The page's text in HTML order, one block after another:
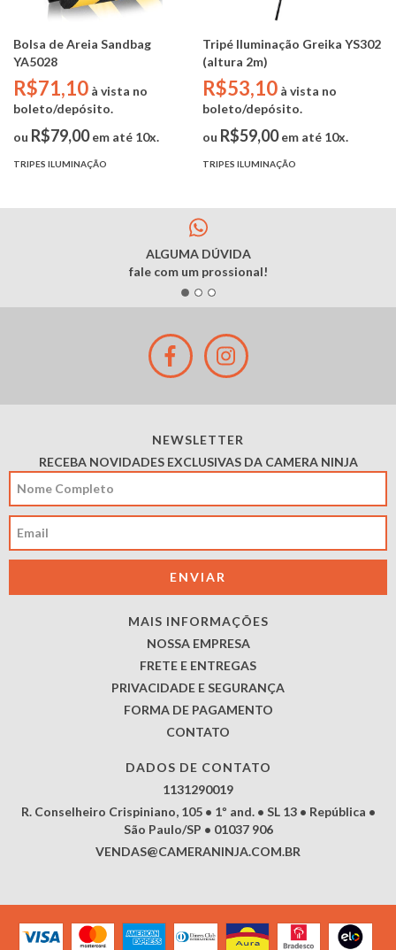
Bolsa de Areia Sandbag
YA5028
R$71,10 à vista no
boleto/depósito.
ou R$79,00em até 10x.
TRIPES ILUMINAÇÃO
Tripé Iluminação Greika YS302
(altura 2m)
R$53,10 à vista no
boleto/depósito.
ou R$59,00em até 10x.
TRIPES ILUMINAÇÃO
ALGUMA DÚVIDA
fale com um prossional!
NEWSLETTER
RECEBA NOVIDADES EXCLUSIVAS DA CAMERA NINJA
MAIS INFORMAÇÕES
NOSSA EMPRESA
FRETE E ENTREGAS
PRIVACIDADE E SEGURANÇA
FORMA DE PAGAMENTO
CONTATO
DADOS DE CONTATO
1131290019
R. Conselheiro Crispiniano, 105 • 1º and. • SL 13 • República •
São Paulo/SP • 01037 906
VENDAS@CAMERANINJA.COM.BR